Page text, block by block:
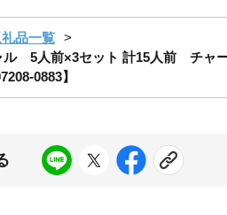
品一覧
5人前×3セット 計15人前 チ
0883】